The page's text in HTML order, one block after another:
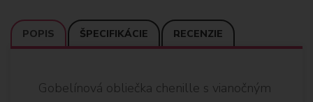
POPIS ŠPECIFIKÁCIE RECENZIE
Gobelínová obliečka chenille s vianočným